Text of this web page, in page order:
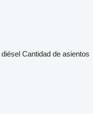
diésel Cantidad de asientos